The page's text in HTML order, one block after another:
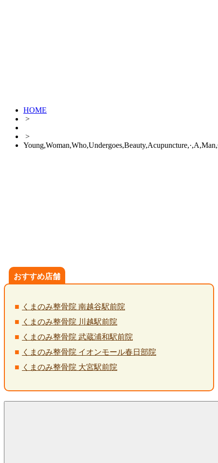
HOME
>
>
おすすめ店舗
くまのみ整骨院 南越谷駅前院
くまのみ整骨院 川越駅前院
くまのみ整骨院 武蔵浦和駅前院
くまのみ整骨院 イオンモール春日部院
くまのみ整骨院 大宮駅前院